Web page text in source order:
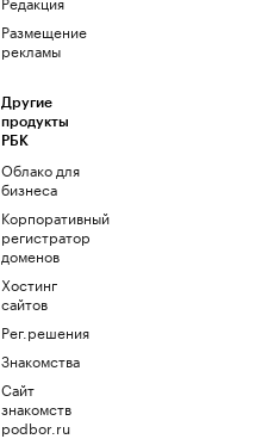
Размещение
рекламы
Другие
продукты
РБК
Облако для
бизнеса
Корпоративный
регистратор
доменов
Хостинг
сайтов
Рег.решения
Знакомства
Сайт
знакомств
podbor.ru